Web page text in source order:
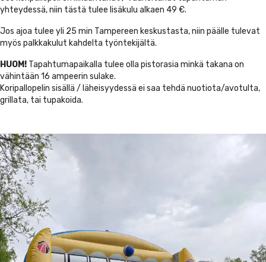
yhteydessä, niin tästä tulee lisäkulu alkaen 49 €.
Jos ajoa tulee yli 25 min Tampereen keskustasta, niin päälle tulevat
myös palkkakulut kahdelta työntekijältä.
HUOM! Tapahtumapaikalla tulee olla pistorasia minkä takana on
vähintään 16 ampeerin sulake.
Koripallopelin sisällä / läheisyydessä ei saa tehdä nuotiota/avotulta,
grillata, tai tupakoida.